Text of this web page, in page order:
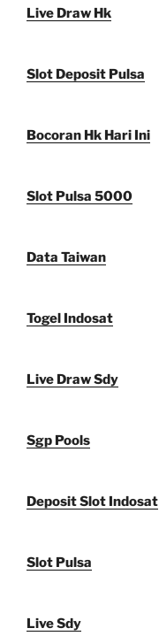
Live Draw Hk
Slot Deposit Pulsa
Bocoran Hk Hari Ini
Slot Pulsa 5000
Data Taiwan
Togel Indosat
Live Draw Sdy
Sgp Pools
Deposit Slot Indosat
Slot Pulsa
Live Sdy